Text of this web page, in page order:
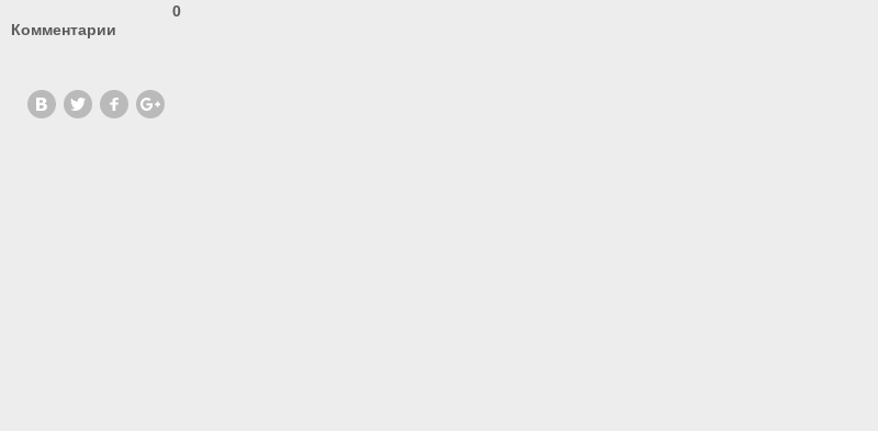
0
Комментарии